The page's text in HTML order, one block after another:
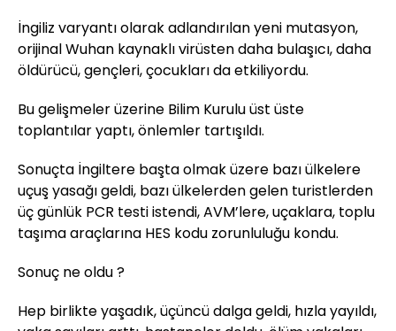
İngiliz varyantı olarak adlandırılan yeni mutasyon,
orijinal Wuhan kaynaklı virüsten daha bulaşıcı, daha
öldürücü, gençleri, çocukları da etkiliyordu.
Bu gelişmeler üzerine Bilim Kurulu üst üste
toplantılar yaptı, önlemler tartışıldı.
Sonuçta İngiltere başta olmak üzere bazı ülkelere
uçuş yasağı geldi, bazı ülkelerden gelen turistlerden
üç günlük PCR testi istendi, AVM’lere, uçaklara, toplu
taşıma araçlarına HES kodu zorunluluğu kondu.
Sonuç ne oldu ?
Hep birlikte yaşadık, üçüncü dalga geldi, hızla yayıldı,